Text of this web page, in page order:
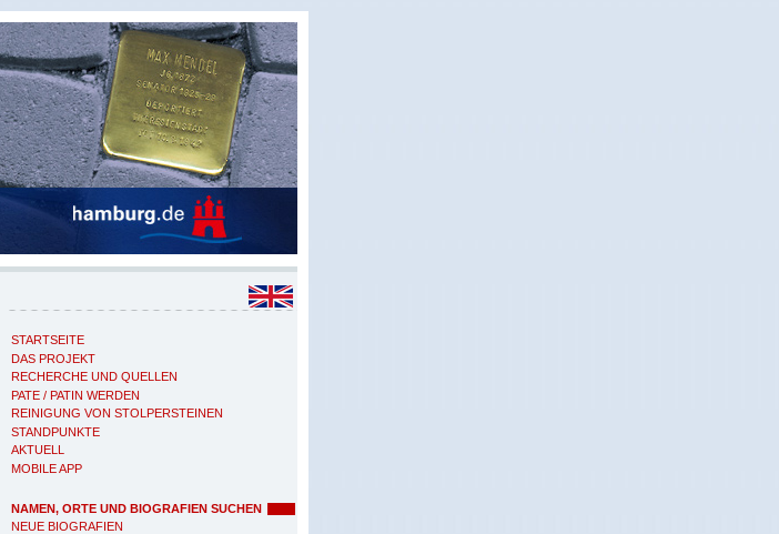
STARTSEITE
DAS PROJEKT
RECHERCHE UND QUELLEN
PATE / PATIN WERDEN
REINIGUNG VON STOLPERSTEINEN
STANDPUNKTE
AKTUELL
MOBILE APP
NAMEN, ORTE UND BIOGRAFIEN SUCHEN
NEUE BIOGRAFIEN